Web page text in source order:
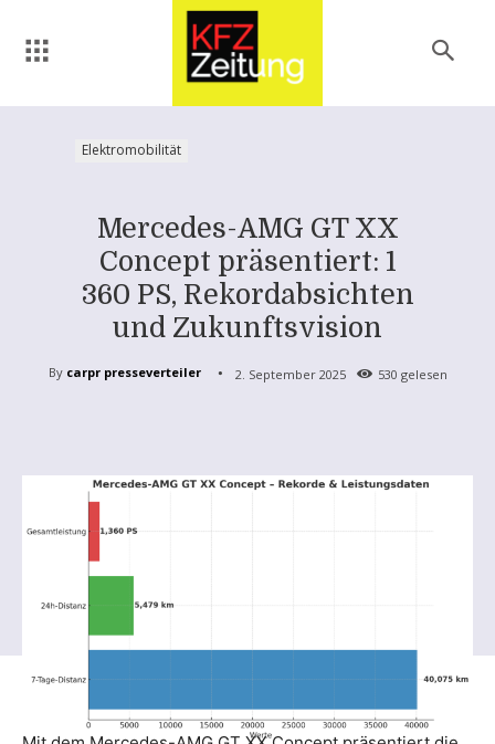
Elektromobilität
Mercedes-AMG GT XX
Concept präsentiert: 1
360 PS, Rekordabsichten
und Zukunftsvision
By carpr presseverteiler 2. September 2025 530 gelesen